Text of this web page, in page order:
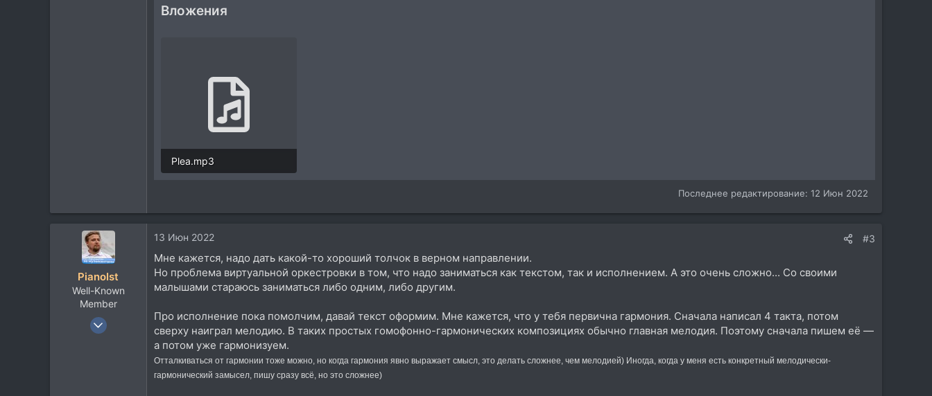
Вложения
Plea.mp3
Последнее редактирование: 12 Июн 2022
PianoIst
Well-Known
Member
19 Май 2010
13 Июн 2022 #3
Мне кажется, надо дать какой-то хороший толчок в верном направлении.
Но проблема виртуальной оркестровки в том, что надо заниматься как текстом, так и исполнением. А это очень сложно... Со своими
малышами стараюсь заниматься либо одним, либо другим.
Про исполнение пока помолчим, давай текст оформим. Мне кажется, что у тебя первична гармония. Сначала написал 4 такта, потом
сверху наиграл мелодию. В таких простых гомофонно-гармонических композициях обычно главная мелодия. Поэтому сначала пишем её —
а потом уже гармонизуем.
Отталкиваться от гармонии тоже можно, но когда гармония явно выражает смысл, это делать сложнее, чем мелодией) Иногда, когда у меня есть конкретный мелодически-
гармонический замысел, пишу сразу всё, но это сложнее)